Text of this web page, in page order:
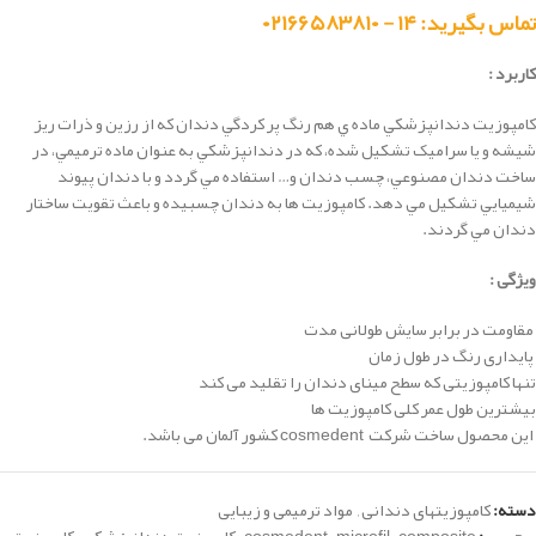
تماس بگیرید: ۱۴ - ۰۲۱۶۶۵۸۳۸۱۰
کاربرد :
كامپوزيت دندانپزشكي ماده ي هم رنگ پر کردگي دندان که از رزين و ذرات ريز
شيشه و يا سراميک تشکيل شده، كه در دندانپزشكي به عنوان ماده ترميمي، در
ساخت دندان مصنوعي، چسب دندان و… استفاده مي گردد و با دندان پيوند
شيميايي تشکيل مي دهد. كامپوزيت ها به دندان چسبيده و باعث تقويت ساختار
دندان مي گردند.
ویژگی :
مقاومت در برابر سایش طولانی مدت
پایداری رنگ در طول زمان
تنها کامپوزیتی که سطح مینای دندان را تقلید می کند
بیشترین طول عمر کلی کامپوزیت ها
این محصول ساخت شرکت cosmedent کشور آلمان می باشد.
دسته:کامپوزیتهای دندانی,مواد ترمیمی و زیبایی